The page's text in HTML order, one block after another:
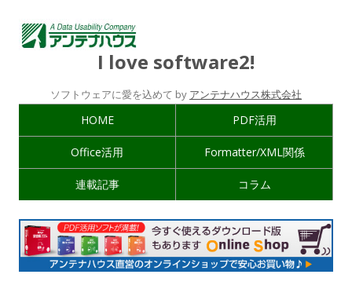
I love software2!
ソフトウェアに愛を込めて by アンテナハウス株式会社
HOME PDF活用
Office活用 Formatter/XML関係
連載記事 コラム